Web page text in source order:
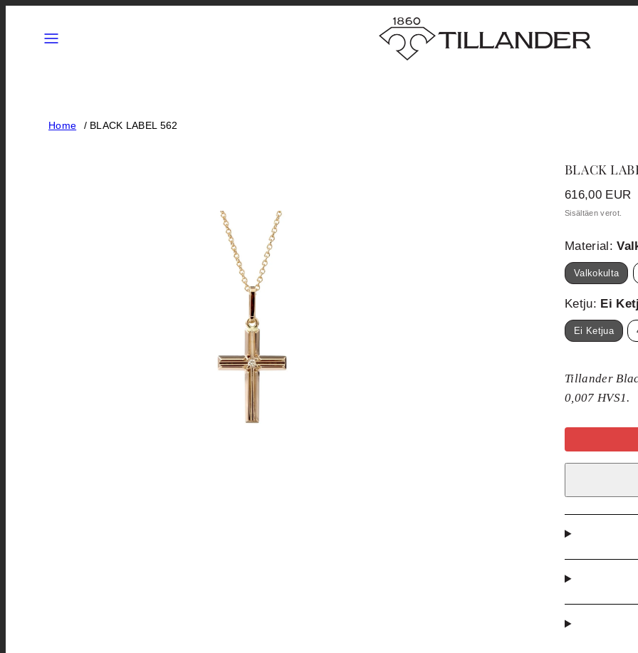
sisältöön
Home BLACK LABEL 562
BLACK
Hinta
616,00 EUR
Sisältäen verot.
Material:
Valkokulta
Ketju: Ei
Ei Ketjua
Tillander
0,007 HVS1.